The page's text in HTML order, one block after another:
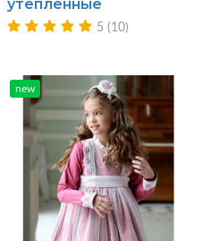
утепленные
5 (10)
new